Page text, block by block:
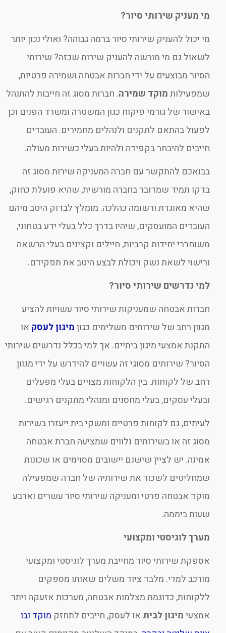
מי מעניק שירותי סיור?
מי יכול להעניק שירותי סיור ברמה גבוהה? ואולי נכון יותר
לשאול גם מי מורשה להעניק שירות שכזה? שירותי
הסיור מבוצעים על ידי חברות אבטחה ושמירה פרטיות,
שמפעילותמוקד שמירה. חברות מסוג זה חייבות להתנהל
באישור של גורמי פיקוח כגון המשטרה ומשרד הפנים וכן
לפעול בהתאם לתקנים ולנהלים מחמירים. העובדים
חייבים להיבחר בקפידה ולהיות בעלי כשירות מעולה.
בבואכם להתקשר עם חברה המעניקה שירות מסוג זה
בדקו תמיד שמדובר בחברה מורשית, שהיא פועלת כחוק,
שהיא מאוגדת ורשומה כהלכה. מומלץ לבדוק היטב מיהם
העובדים המועסקים, שיהיו בדרך כלל בעלי ידע בטחוני,
משוחררי יחידות קרביות, חיילים וקצינים בעלי הרשאה
ורישוי לשאת נשק ויכולת לבצע היטב את תפקידם.
למי נדרשים שירותי סיור?
חברות אבטחה שמעניקות שירותי סיור עשויות להציע
מגוון רחב של שירותים משלימים כגוןמיגון לעסק או
התקנת אמצעי מיגון ביתיים. אך למי בכלל נדרשים שירותי
הסיור? שירותים מסוגי זה עשויים להידרש על ידי מגוון
רחב של לקוחות. בין הלקוחות מצויים בעלי מפעלים
ובעלי עסקים, בעלי מחסנים ומנהלי מתקנים רגישים.
לעיתים, גם לקוחות פרטיים ומשקי בית ייעזרו בשירות
מסוג זה או בשירותים נלווים שמציעה חברת אבטחה
אמינה. יש לציין שישנם יישובים מסוימים או שכונות
שמחליטים לשכור את שירותיה של חברה שמפעילה
מוקד אבטחה פרטי ומעניקה שירותי סיור עשרים וארבע
שעות ביממה.
מערך לוגיסטי ומקצועי
אספקת שירותי סיור מחייבת מערך לוגיסטי ומקצועי
מורכב למדי. מלבד ציוד משלים שאותו מספקים
ללקוחות, כדוגמת מצלמות אבטחה, מערכות אזעקה ויתר
אמצעימיגון לבית או לעסק, חייבים לתחזק מוקד ובו